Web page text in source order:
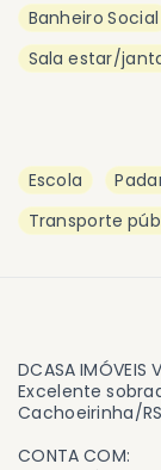
Banheiro Social
Sala estar/
Escola
Transporte
DCASA IMÓVEIS
Excelente
Cachoeirinha/
CONTA COM: